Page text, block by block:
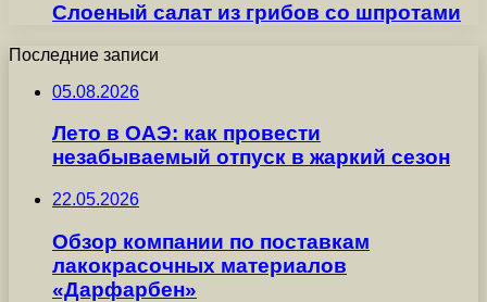
Слоеный салат из грибов со шпротами
Последние записи
05.08.2026
Лето в ОАЭ: как провести
незабываемый отпуск в жаркий сезон
22.05.2026
Обзор компании по поставкам
лакокрасочных материалов
«Дарфарбен»